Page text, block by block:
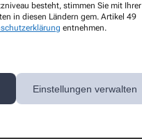
besteht, stimmen Sie mit Ihrer
in diesen Ländern gem. Artikel 49
entnehmen.
Einstellungen verwalten